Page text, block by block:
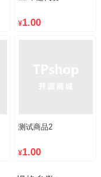
¥1.00
测试商品2
¥1.00